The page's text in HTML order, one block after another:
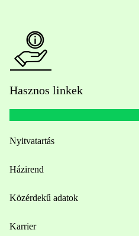
Hasznos linkek
Nyitvatartás
Házirend
Közérdekű adatok
Karrier